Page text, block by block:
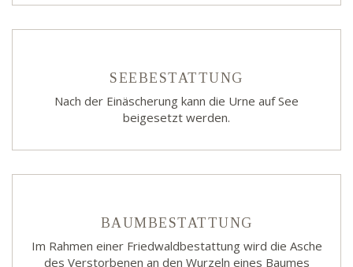
SEEBESTATTUNG
Nach der Einäscherung kann die Urne auf See
beigesetzt werden.
BAUMBESTATTUNG
Im Rahmen einer Friedwaldbestattung wird die Asche
des Verstorbenen an den Wurzeln eines Baumes